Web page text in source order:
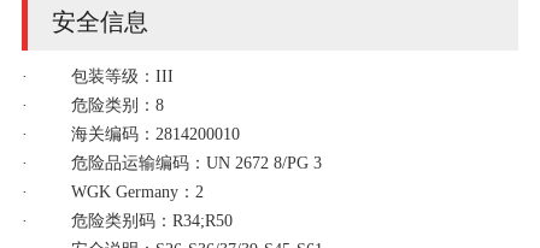
安全信息
· 包装等级：III
· 危险类别：8
· 海关编码：2814200010
· 危险品运输编码：UN 2672 8/PG 3
· WGK Germany：2
· 危险类别码：R34;R50